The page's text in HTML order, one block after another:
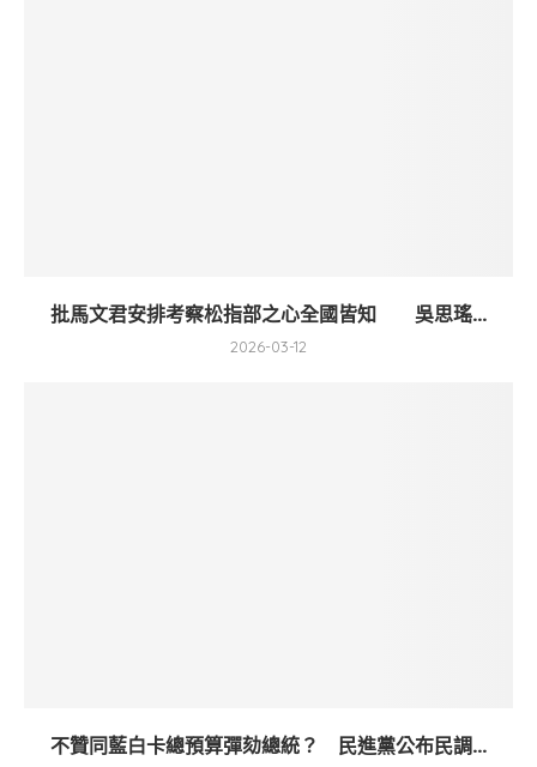
批馬文君安排考察松指部之心全國皆知 吳思瑤...
2026-03-12
不贊同藍白卡總預算彈劾總統？ 民進黨公布民調...